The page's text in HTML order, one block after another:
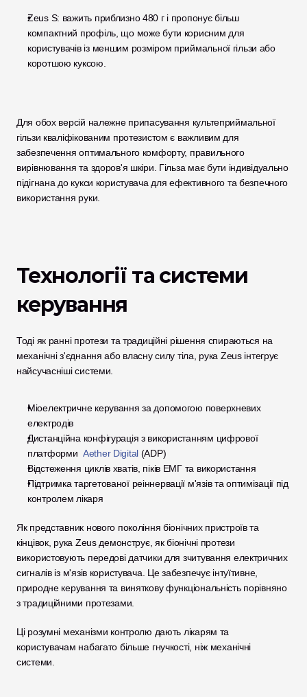
Zeus S: важить приблизно 480 г і пропонує більш
компактний профіль, що може бути корисним для
користувачів із меншим розміром приймальної гільзи або
коротшою куксою.
Для обох версій належне припасування культеприймальної
гільзи кваліфікованим протезистом є важливим для
забезпечення оптимального комфорту, правильного
вирівнювання та здоров'я шкіри. Гільза має бути індивідуально
підігнана до кукси користувача для ефективного та безпечного
використання руки.
Технології та системи
керування
Тоді як ранні протези та традиційні рішення спираються на
механічні з'єднання або власну силу тіла, рука Zeus інтегрує
найсучасніші системи.
Міоелектричне керування за допомогою поверхневих
електродів
Дистанційна конфігурація з використанням цифрової
платформи Aether Digital (ADP)
Відстеження циклів хватів, піків ЕМГ та використання
Підтримка таргетованої реіннервації м'язів та оптимізації під
контролем лікаря
Як представник нового покоління біонічних пристроїв та
кінцівок, рука Zeus демонструє, як біонічні протези
використовують передові датчики для зчитування електричних
сигналів із м'язів користувача. Це забезпечує інтуїтивне,
природне керування та виняткову функціональність порівняно
з традиційними протезами.
Ці розумні механізми контролю дають лікарям та
користувачам набагато більше гнучкості, ніж механічні
системи.